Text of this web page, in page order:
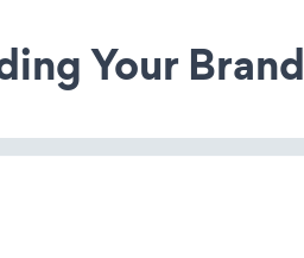
Your Brand